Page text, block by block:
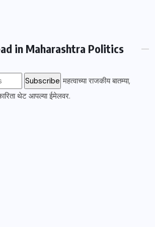
in Maharashtra Politics
महत्वाच्या राजकीय बातम्या,
थेट आपल्या ईमेलवर.